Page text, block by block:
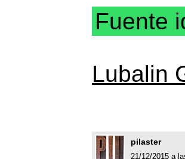
Fuente
Lubalin
pilaster
21/12/2015 a